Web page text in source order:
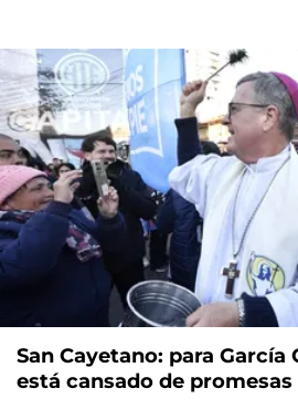
San Cayetano: para García
está cansado de